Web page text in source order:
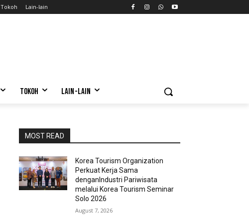
Tokoh Lain-lain
TOKOH LAIN-LAIN
MOST READ
Korea Tourism Organization
Perkuat Kerja Sama
denganIndustri Pariwisata
melalui Korea Tourism Seminar
Solo 2026
August 7, 2026